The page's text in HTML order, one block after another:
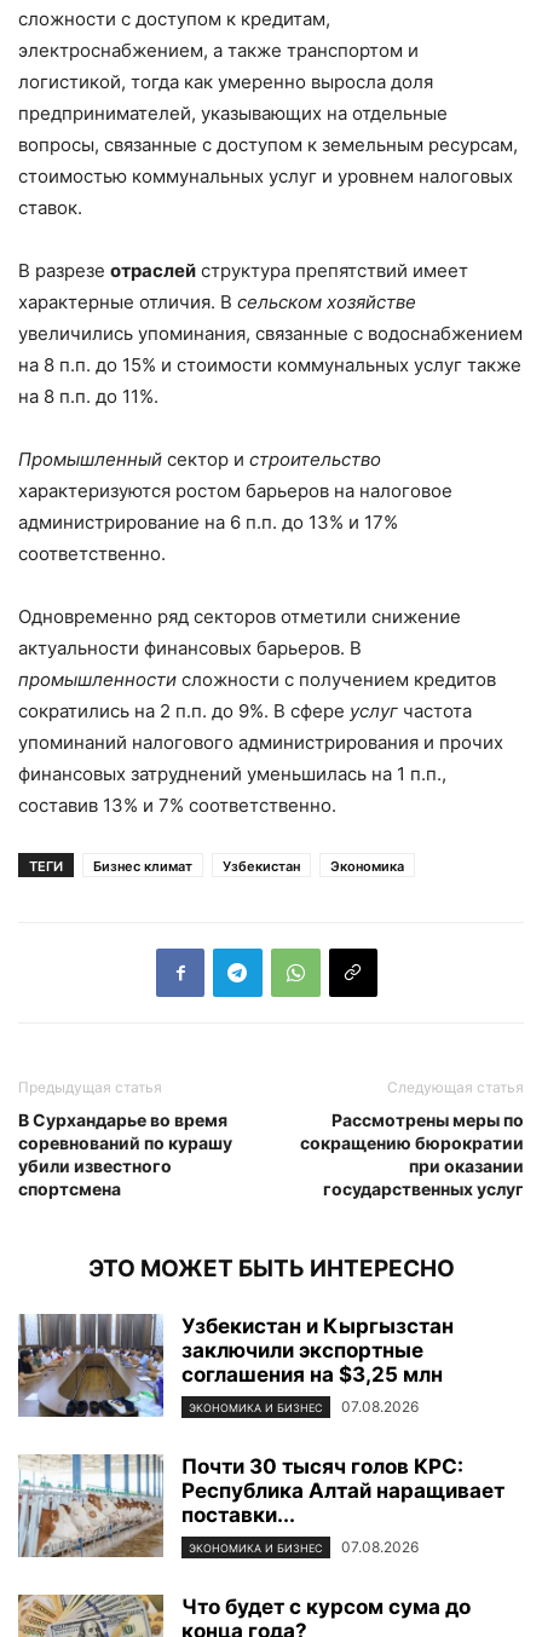
сложности с доступом к кредитам,
электроснабжением, а также транспортом и
логистикой, тогда как умеренно выросла доля
предпринимателей, указывающих на отдельные
вопросы, связанные с доступом к земельным ресурсам,
стоимостью коммунальных услуг и уровнем налоговых
ставок.
В разрезе отраслей структура препятствий имеет
характерные отличия. В сельском хозяйстве
увеличились упоминания, связанные с водоснабжением
на 8 п.п. до 15% и стоимости коммунальных услуг также
на 8 п.п. до 11%.
Промышленный сектор и строительство
характеризуются ростом барьеров на налоговое
администрирование на 6 п.п. до 13% и 17%
соответственно.
Одновременно ряд секторов отметили снижение
актуальности финансовых барьеров. В
промышленности сложности с получением кредитов
сократились на 2 п.п. до 9%. В сфере услуг частота
упоминаний налогового администрирования и прочих
финансовых затруднений уменьшилась на 1 п.п.,
составив 13% и 7% соответственно.
ТЕГИ Бизнес климат Узбекистан Экономика
Предыдущая статья
В Сурхандарье во время
соревнований по курашу
убили известного
спортсмена
Следующая статья
Рассмотрены меры по
сокращению бюрократии
при оказании
государственных услуг
ЭТО МОЖЕТ БЫТЬ ИНТЕРЕСНО
Узбекистан и Кыргызстан
заключили экспортные
соглашения на $3,25 млн
ЭКОНОМИКА И БИЗНЕС 07.08.2026
Почти 30 тысяч голов КРС:
Республика Алтай наращивает
поставки...
ЭКОНОМИКА И БИЗНЕС 07.08.2026
Что будет с курсом сума до
конца года?